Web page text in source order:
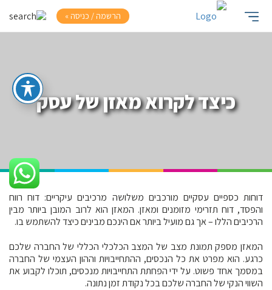
הרשמה / כניסה »
כיצד לקרוא מאזן של עסק
דוחות כספיים עסקיים מורכבים משלושה מרכיבים עיקריים: דוח רווח
והפסד, דוח תזרימי מזומנים ומאזן. המאזן הוא לרוב המובן ביותר מבין
הרכיבים הללו – אך גם מועיל ביותר אם הינכם מבינים כיצד להשתמש בו.
המאזן מספק תמונת מצב של המצב הכלכלי הכללי של החברה שלכם
כרגע. הוא מפרט את כל הנכסים, ההתחייבויות וההון העצמי של החברה
במסמך אחד פשוט. על ידי הפחתת התחייבויות מנכסים, תוכלו לקבוע את
השווי הנקי של החברה שלכם בכל נקודת זמן נתונה.